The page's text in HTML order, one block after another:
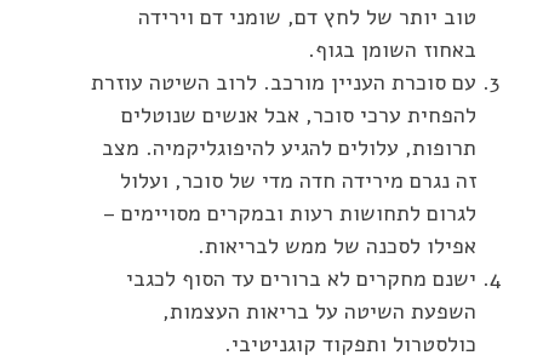
טוב יותר של לחץ דם, שומני דם וירידה
באחוז השומן בגוף.
עם סוכרת העניין מורכב. לרוב השיטה עוזרת
להפחית ערכי סוכר, אבל אנשים שנוטלים
תרופות, עלולים להגיע להיפוגליקמיה. מצב
זה נגרם מירידה חדה מדי של סוכר, ועלול
לגרום לתחושות רעות ובמקרים מסויימים –
אפילו לסכנה של ממש לבריאות.
ישנם מחקרים לא ברורים עד הסוף לכגבי
השפעת השיטה על בריאות העצמות,
כולסטרול ותפקוד קוגניטיבי.